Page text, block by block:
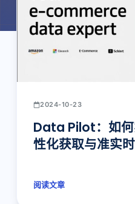
2024-10-23
Data Pilot：如
性化获取与准实时
阅读文章